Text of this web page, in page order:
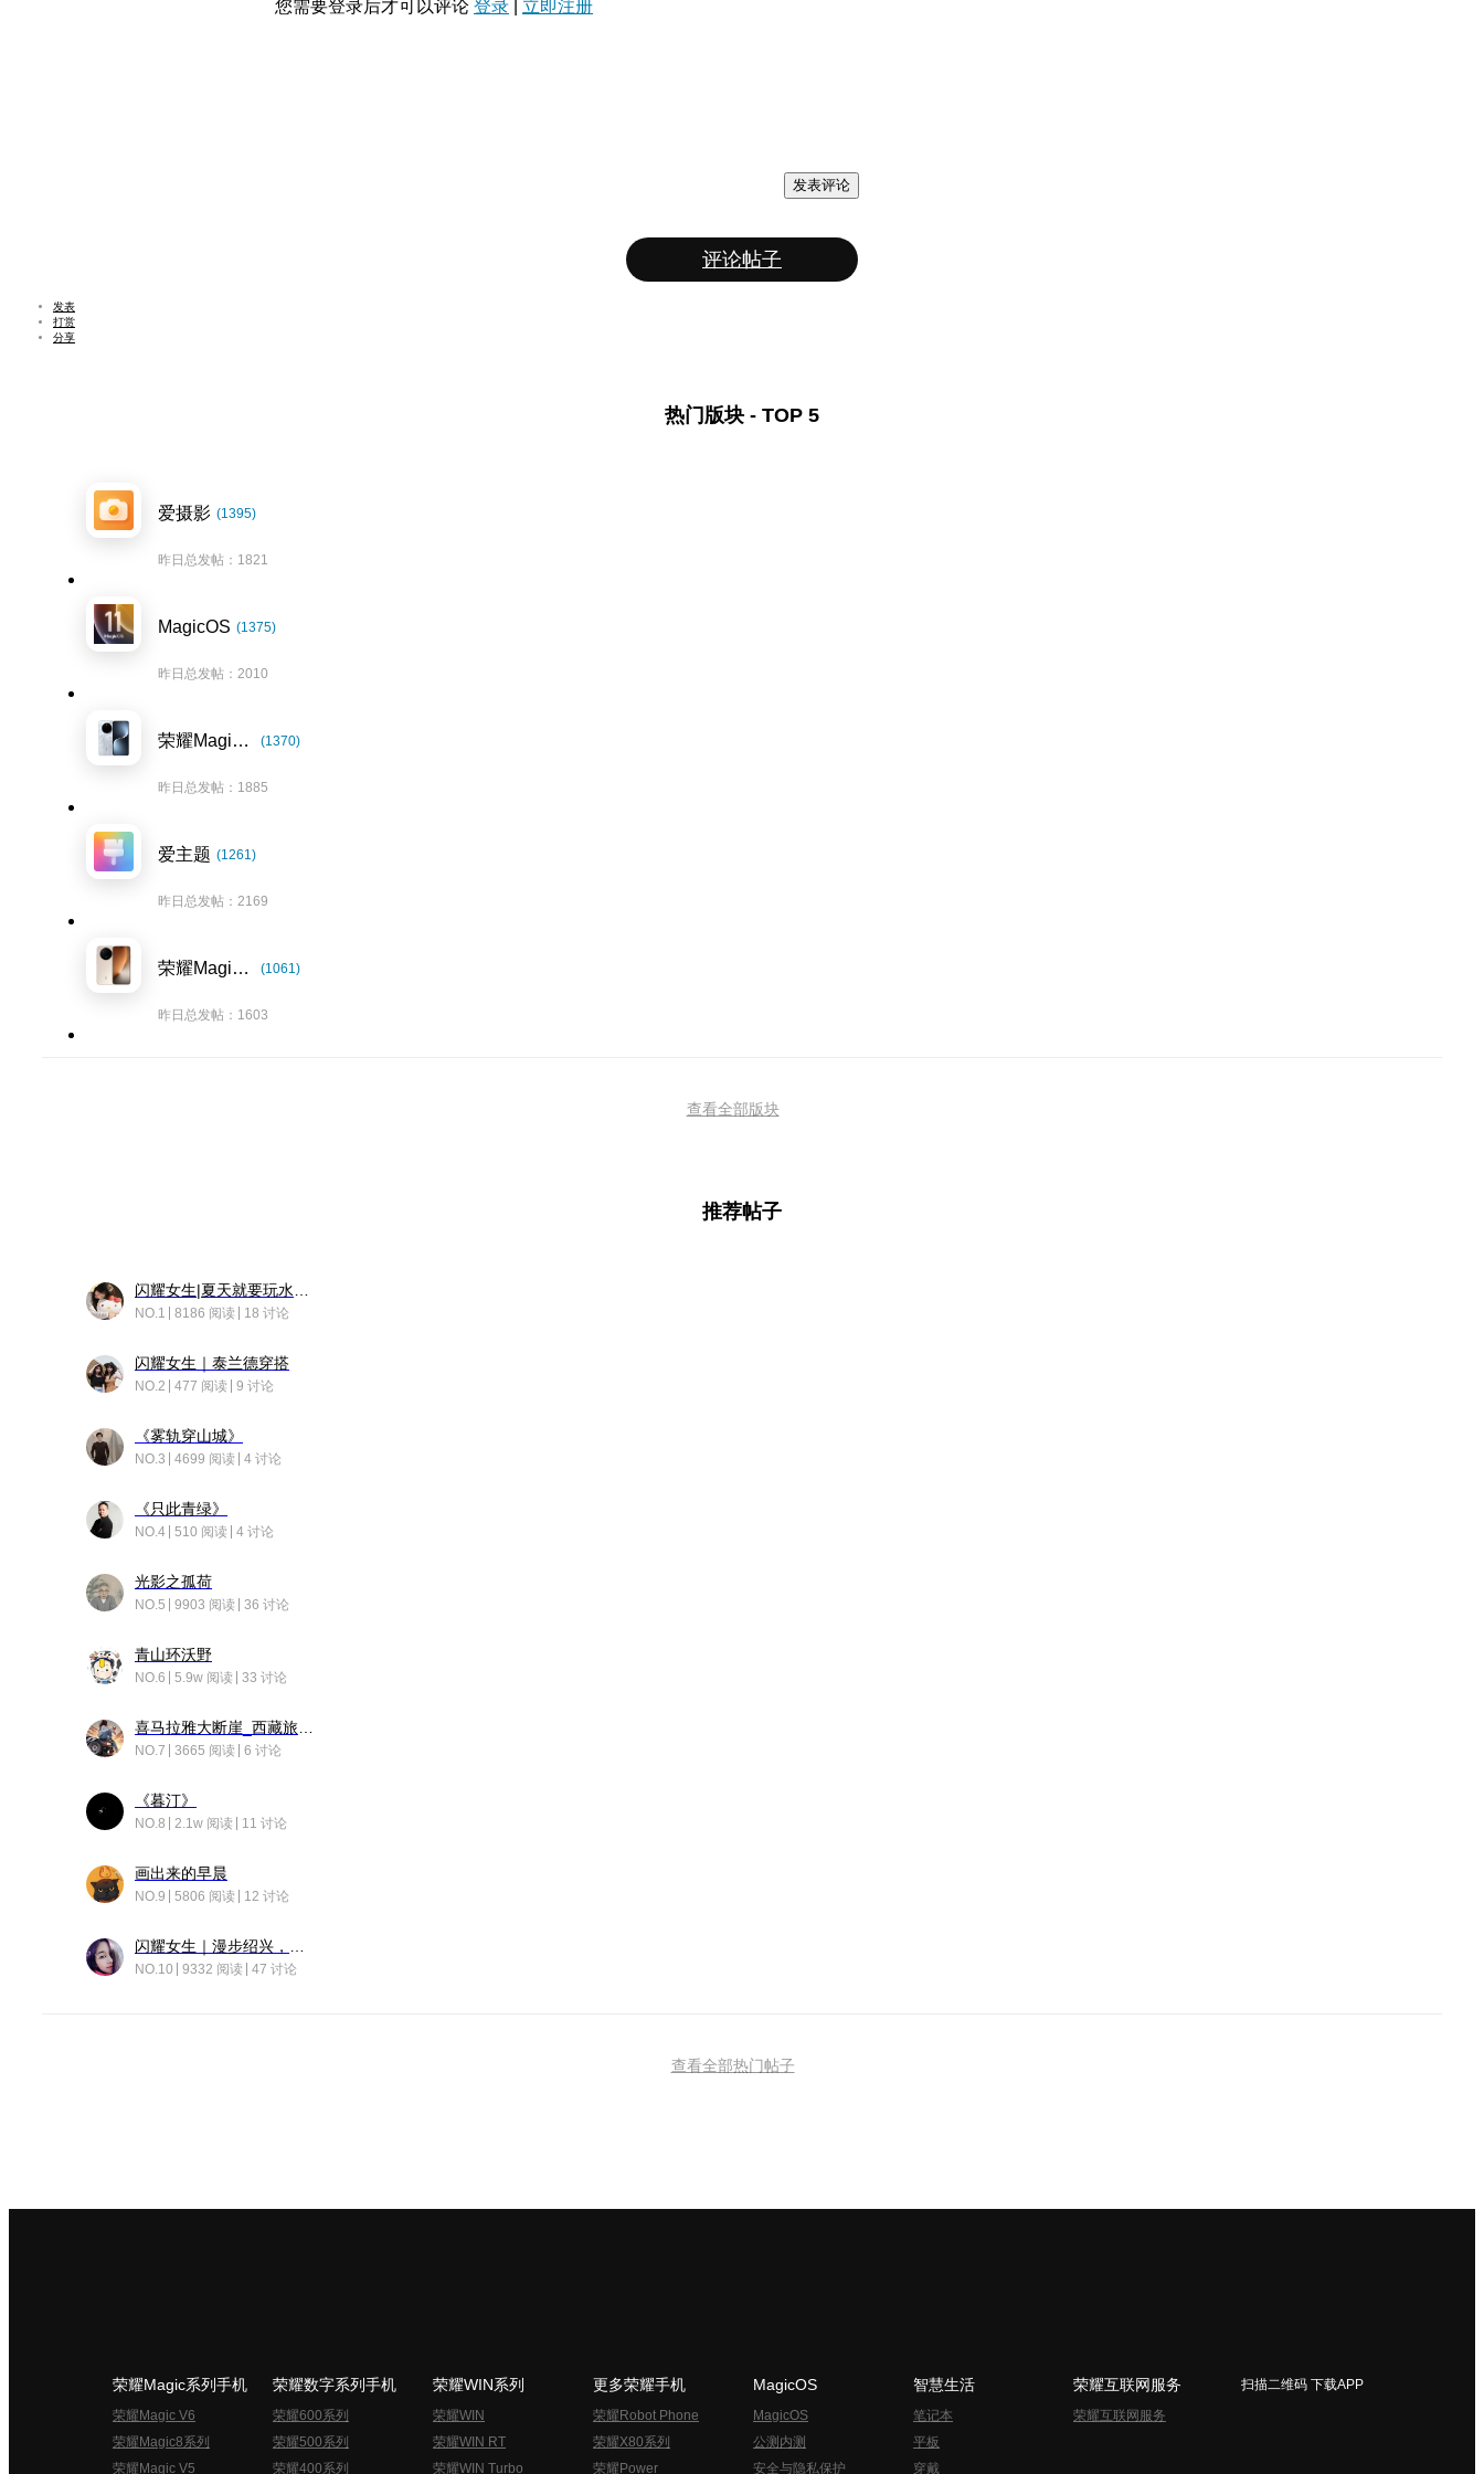
您需要登录后才可以评论 登录 立即注册
发表评论
评论帖子
发表
打赏
分享
热门版块 - TOP 5
爱摄影 (1395)
昨日总发帖：1821
MagicOS (1375)
昨日总发帖：2010
荣耀Magic7系列 (1370)
昨日总发帖：1885
爱主题 (1261)
昨日总发帖：2169
荣耀Magic8系列 (1061)
昨日总发帖：1603
查看全部版块
推荐帖子
NO.1 8186 阅读 18 讨论
闪耀女生｜泰兰德穿搭
NO.2 477 阅读 9 讨论
《雾轨穿山城》
NO.3 4699 阅读 4 讨论
《只此青绿》
NO.4 510 阅读 4 讨论
光影之孤荷
NO.5 9903 阅读 36 讨论
青山环沃野
NO.6 5.9w 阅读 33 讨论
NO.7 3665 阅读 6 讨论
《暮汀》
NO.8 2.1w 阅读 11 讨论
画出来的早晨
NO.9 5806 阅读 12 讨论
NO.10 9332 阅读 47 讨论
查看全部热门帖子
荣耀Magic系列手机
荣耀Magic V6
荣耀Magic8系列
荣耀Magic V5
荣耀数字系列手机
荣耀600系列
荣耀500系列
荣耀400系列
荣耀WIN系列
荣耀WIN
荣耀WIN RT
荣耀WIN Turbo
更多荣耀手机
荣耀Robot Phone
荣耀X80系列
荣耀Power
MagicOS
MagicOS
公测内测
安全与隐私保护
智慧生活
笔记本
平板
穿戴
荣耀互联网服务
荣耀互联网服务
扫描二维码 下载APP